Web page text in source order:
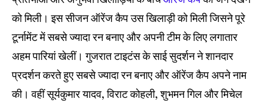
Series
IPL
World Cup
Series
IPL
World Cup
को मिली। इस सीजन ऑरेंज कैप उस खिलाड़ी को मिली जिसने पूरे
टूर्नामेंट में सबसे ज्यादा रन बनाए और अपनी टीम के लिए लगातार
अहम पारियां खेलीं। गुजरात टाइटंस के साई सुदर्शन ने शानदार
प्रदर्शन करते हुए सबसे ज्यादा रन बनाए और ऑरेंज कैप अपने नाम
की। वहीं सूर्यकुमार यादव, विराट कोहली, शुभमन गिल और मिचेल